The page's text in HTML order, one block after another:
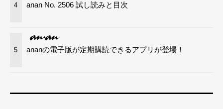
4 anan No. 2506 試し読みと目次
5 ananの電子版が定期購読できるアプリが登場！